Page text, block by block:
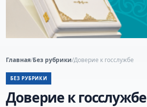
Главная/Без рубрики/Доверие к госслужбе
БЕЗ РУБРИКИ
Доверие к госслужбе